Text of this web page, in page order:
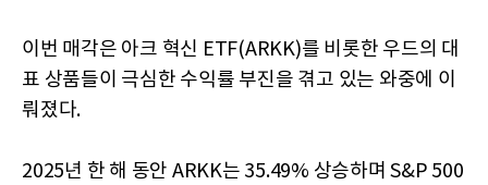
이번 매각은 아크 혁신 ETF(ARKK)를 비롯한 우드의 대
표 상품들이 극심한 수익률 부진을 겪고 있는 와중에 이
뤄졌다.
2025년 한 해 동안 ARKK는 35.49% 상승하며 S&P 500